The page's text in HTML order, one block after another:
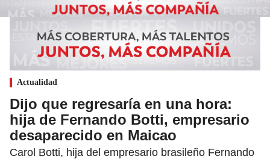
Actualidad
Dijo que regresaría en una hora:
hija de Fernando Botti, empresario
desaparecido en Maicao
Carol Botti, hija del empresario brasileño Fernando